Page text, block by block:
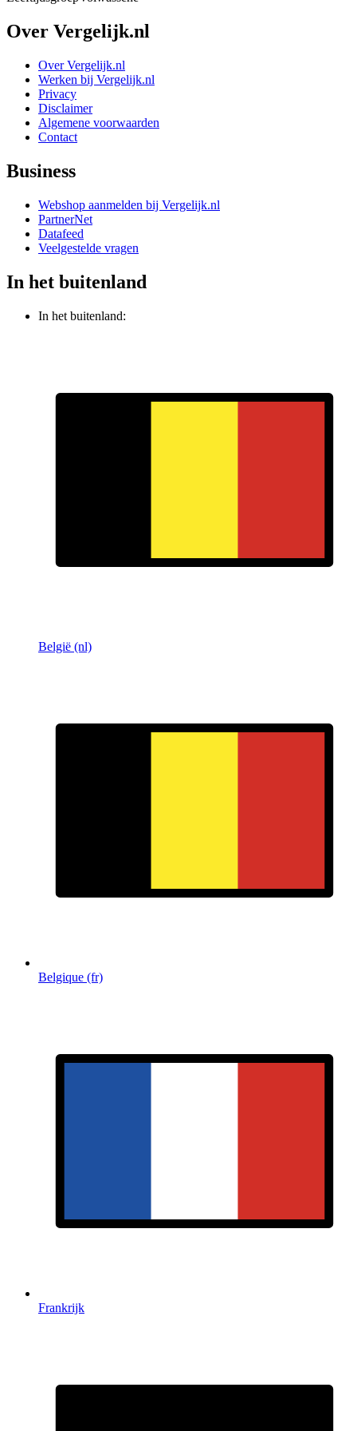
Over Vergelijk.nl
Over Vergelijk.nl
Werken bij Vergelijk.nl
Privacy
Disclaimer
Algemene voorwaarden
Contact
Business
Webshop aanmelden bij Vergelijk.nl
PartnerNet
Datafeed
Veelgestelde vragen
In het buitenland
In het buitenland:
België (nl)
Belgique (fr)
Frankrijk